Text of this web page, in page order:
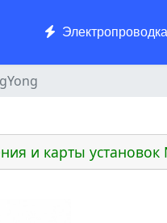
Электропроводка
и карты установок